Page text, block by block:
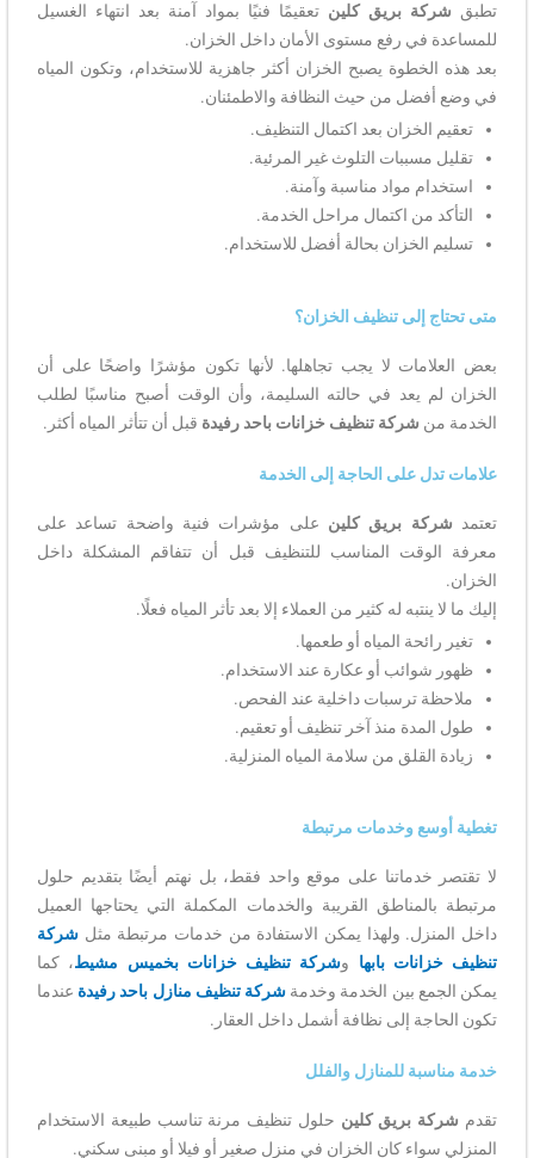
تطبق شركة بريق كلين تعقيمًا فنيًا بمواد آمنة بعد انتهاء الغسيل
للمساعدة في رفع مستوى الأمان داخل الخزان.
بعد هذه الخطوة يصبح الخزان أكثر جاهزية للاستخدام، وتكون المياه
في وضع أفضل من حيث النظافة والاطمئنان.
تعقيم الخزان بعد اكتمال التنظيف.
تقليل مسببات التلوث غير المرئية.
استخدام مواد مناسبة وآمنة.
التأكد من اكتمال مراحل الخدمة.
تسليم الخزان بحالة أفضل للاستخدام.
متى تحتاج إلى تنظيف الخزان؟
بعض العلامات لا يجب تجاهلها. لأنها تكون مؤشرًا واضحًا على أن
الخزان لم يعد في حالته السليمة، وأن الوقت أصبح مناسبًا لطلب
الخدمة من شركة تنظيف خزانات باحد رفيدة قبل أن تتأثر المياه أكثر.
علامات تدل على الحاجة إلى الخدمة
تعتمد شركة بريق كلين على مؤشرات فنية واضحة تساعد على
معرفة الوقت المناسب للتنظيف قبل أن تتفاقم المشكلة داخل
الخزان.
إليك ما لا ينتبه له كثير من العملاء إلا بعد تأثر المياه فعلًا.
تغير رائحة المياه أو طعمها.
ظهور شوائب أو عكارة عند الاستخدام.
ملاحظة ترسبات داخلية عند الفحص.
طول المدة منذ آخر تنظيف أو تعقيم.
زيادة القلق من سلامة المياه المنزلية.
تغطية أوسع وخدمات مرتبطة
لا تقتصر خدماتنا على موقع واحد فقط، بل نهتم أيضًا بتقديم حلول
مرتبطة بالمناطق القريبة والخدمات المكملة التي يحتاجها العميل
داخل المنزل. ولهذا يمكن الاستفادة من خدمات مرتبطة مثل شركة
تنظيف خزانات بابها وشركة تنظيف خزانات بخميس مشيط، كما
يمكن الجمع بين الخدمة وخدمة شركة تنظيف منازل باحد رفيدة عندما
تكون الحاجة إلى نظافة أشمل داخل العقار.
خدمة مناسبة للمنازل والفلل
تقدم شركة بريق كلين حلول تنظيف مرنة تناسب طبيعة الاستخدام
المنزلي سواء كان الخزان في منزل صغير أو فيلا أو مبنى سكني.